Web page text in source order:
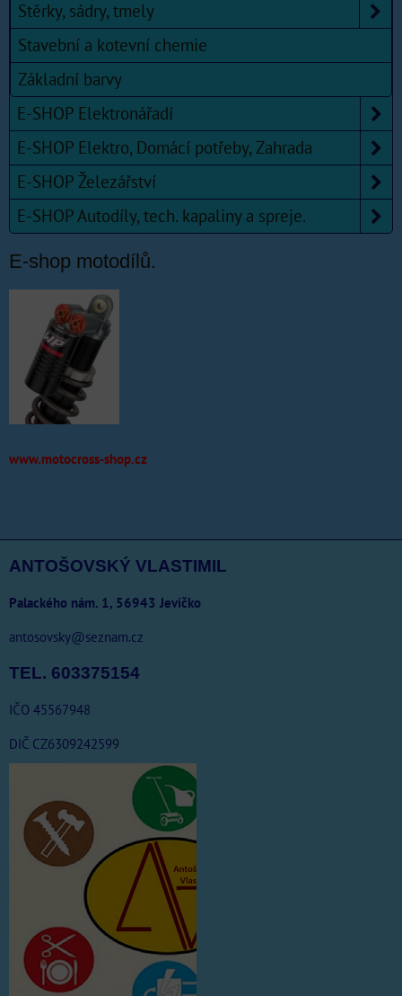
Stěrky, sádry, tmely
Stavební a kotevní chemie
Základní barvy
E-SHOP Elektronářadí
E-SHOP Elektro, Domácí potřeby, Zahrada
E-SHOP Železářství
E-SHOP Autodíly, tech. kapaliny a spreje.
E-shop motodílů.
www.motocross-shop.cz
ANTOŠOVSKÝ VLASTIMIL
Palackého nám. 1, 56943 Jevíčko
antosovsky@seznam.cz
TEL. 603375154
IČO 45567948
DIČ CZ6309242599